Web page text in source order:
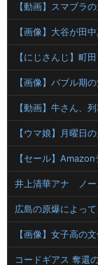
【ウマ娘】月曜日
井上清華アナ ノー
【画像】女子高の